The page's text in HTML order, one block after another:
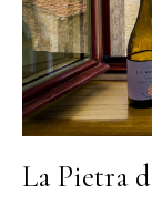
La Pietra